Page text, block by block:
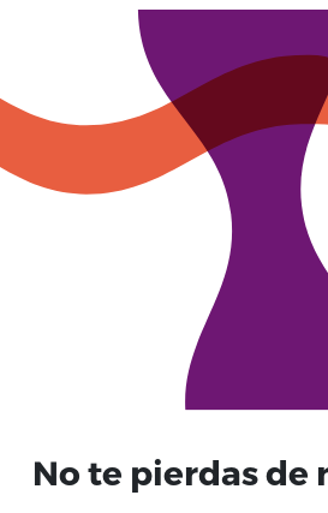
No te pierdas de